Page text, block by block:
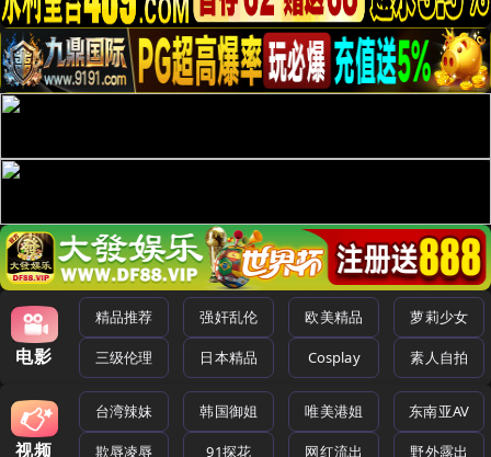
电影
精品推荐 强奸乱伦 欧美精品 萝莉少女
三级伦理 日本精品 Cosplay 素人自拍
视频
台湾辣妹 韩国御姐 唯美港姐 东南亚AV
欺辱凌辱 91探花 网红流出 野外露出